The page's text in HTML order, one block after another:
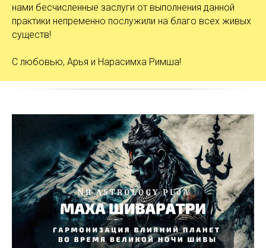
нами бесчисленные заслуги от выполнения данной
практики непременно послужили на благо всех живых
существ!
С любовью, Арья и Нарасимха Римша!